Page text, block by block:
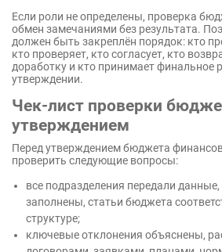
Если роли не определены, проверка
обмен замечаниями без результата.
должен быть закреплён порядок: кто
кто проверяет, кто согласует, кто
доработку и кто принимает финальное
утверждении.
Чек-лист проверки
утверждением
Перед утверждением бюджета
проверить следующие вопросы:
все подразделения передали
заполнены, статьи бюджета
структуре;
ключевые отклонения объяснены,